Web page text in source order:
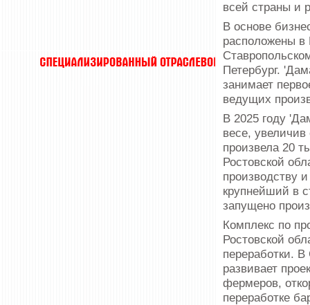
всей страны и
В основе
расположены в
Петербург.
занимает
ведущих
В 2025 году
весе,
произвела 20
Ростовской
производству
крупнейший в
запущено
Комплекс по
Ростовской
переработки.
развивает
фермеров,
переработке